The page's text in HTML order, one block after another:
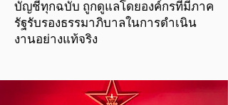
บัญชีทุกฉบับ ถูกดูแลโดยองค์กรที่มีภาค
รัฐรับรองธรรมาภิบาลในการดำเนิน
งานอย่างแท้จริง